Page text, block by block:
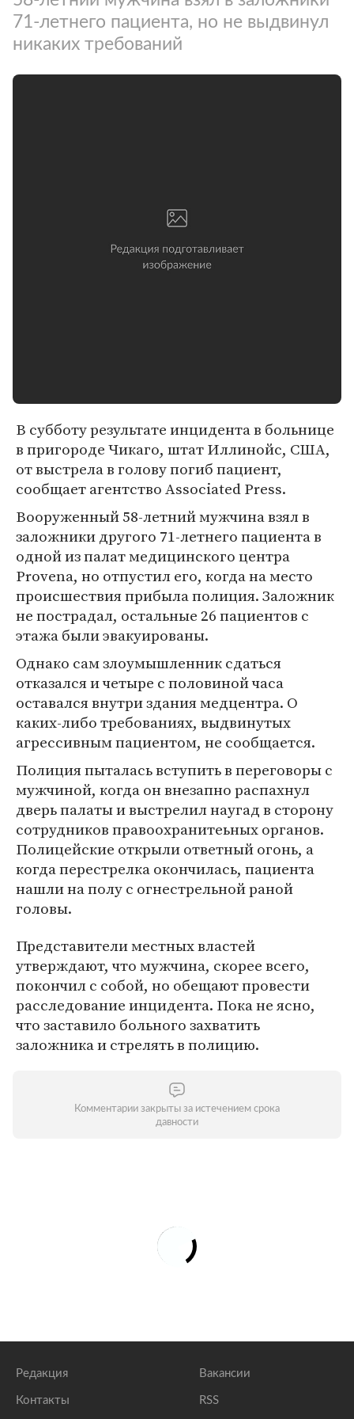
71-летнего пациента, но не выдвинул
никаких требований
В субботу результате инцидента в больнице
в пригороде Чикаго, штат Иллинойс, США,
от выстрела в голову погиб пациент,
сообщает агентство Associated Press.
Вооруженный 58-летний мужчина взял в
заложники другого 71-летнего пациента в
одной из палат медицинского центра
Provena, но отпустил его, когда на место
происшествия прибыла полиция. Заложник
не пострадал, остальные 26 пациентов с
этажа были эвакуированы.
Однако сам злоумышленник сдаться
отказался и четыре с половиной часа
оставался внутри здания медцентра. О
каких-либо требованиях, выдвинутых
агрессивным пациентом, не сообщается.
Полиция пыталась вступить в переговоры с
мужчиной, когда он внезапно распахнул
дверь палаты и выстрелил наугад в сторону
сотрудников правоохранитеьных органов.
Полицейские открыли ответный огонь, а
когда перестрелка окончилась, пациента
нашли на полу с огнестрельной раной
головы.
Представители местных властей
утверждают, что мужчина, скорее всего,
покончил с собой, но обещают провести
расследование инцидента. Пока не ясно,
что заставило больного захватить
заложника и стрелять в полицию.
Комментарии закрыты за истечением срока
давности
Редакция
Контакты
Вакансии
RSS